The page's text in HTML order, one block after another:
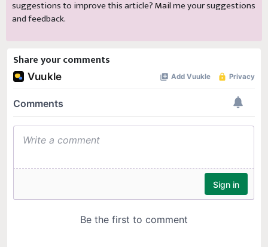
suggestions to improve this article?Mailme your suggestions
and feedback.
Share your comments